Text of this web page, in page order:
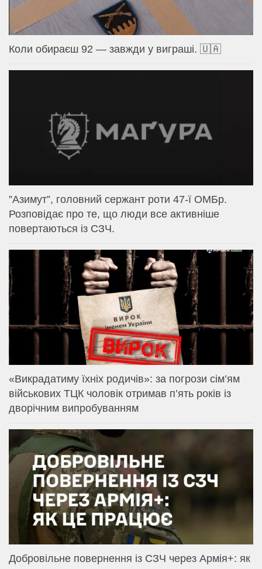
Коли обираєш 92 — завжди у виграші. 🇺🇦
⁨”Азимут”, головний сержант роти 47-ї ОМБр.
Розповідає про те, що люди все активніше
повертаються із СЗЧ.
«Викрадатиму їхніх родичів»: за погрози сім’ям
військових ТЦК чоловік отримав п’ять років із
дворічним випробуванням
Добровільне повернення із СЗЧ через Армія+: як